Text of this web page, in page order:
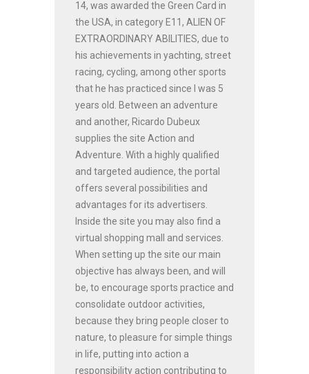
14, was awarded the Green Card in
the USA, in category E11, ALIEN OF
EXTRAORDINARY ABILITIES, due to
his achievements in yachting, street
racing, cycling, among other sports
that he has practiced since I was 5
years old. Between an adventure
and another, Ricardo Dubeux
supplies the site Action and
Adventure. With a highly qualified
and targeted audience, the portal
offers several possibilities and
advantages for its advertisers.
Inside the site you may also find a
virtual shopping mall and services.
When setting up the site our main
objective has always been, and will
be, to encourage sports practice and
consolidate outdoor activities,
because they bring people closer to
nature, to pleasure for simple things
in life, putting into action a
responsibility action contributing to